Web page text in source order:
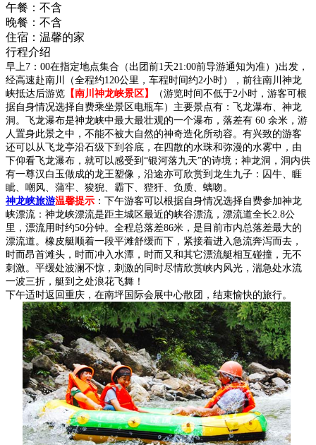
午餐： 不含
晚餐： 不含
住宿： 温馨的家
行程介绍
早上7：00在指定地点集合（出团前1天21:00前导游通知为准）)出发，
经高速赴南川（全程约120公里，车程时间约2小时），前往南川神龙
峡抵达后游览 【南川神龙峡景区】
（游览时间不低于2小时，游客可根
据自身情况选择自费乘坐景区电瓶车）主要景点有：飞龙瀑布、神龙
洞。飞龙瀑布是神龙峡中最大最壮观的一个瀑布，落差有 60 余米，游
人置身此景之中，不能不被大自然的神奇造化所动容。有兴致的游客
还可以从飞龙亭沿石级下到谷底，在四散的水珠和弥漫的水雾中，由
下仰看飞龙瀑布，就可以感受到“银河落九天”的诗境；神龙洞，洞内供
有一尊汉白玉做成的龙王塑像，沿途亦可欣赏到龙生九子：囚牛、睚
眦、嘲风、蒲牢、狻猊、霸下、狴犴、负质、螭吻。
神龙峡旅游温馨提示 ：下午游客可以根据自身情况选择自费参加神龙
峡漂流：神龙峡漂流是距主城区最近的峡谷漂流，漂流道全长2.8公
里，漂流用时约50分钟。全程总落差86米，是目前市内总落差最大的
漂流道。橡皮艇顺着一段平滩舒缓而下，紧接着进入急流奔泻而去，
时而昂首滩头，时而冲入水潭，时而又和其它漂流艇相互碰撞，无不
刺激。平缓处波澜不惊，刺激的同时尽情欣赏峡内风光，湍急处水流
一波三折，艇到之处浪花飞舞！
下午适时返回重庆，在南坪国际会展中心散团，结束愉快的旅行。